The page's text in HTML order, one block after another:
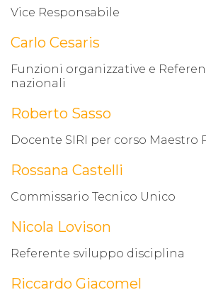
Vice Responsabile
Carlo Cesaris
Funzioni organizzative e
nazionali
Roberto Sasso
Docente SIRI per corso Maestro
Rossana Castelli
Commissario Tecnico Unico
Nicola Lovison
Referente sviluppo disciplina
Riccardo Giacomel